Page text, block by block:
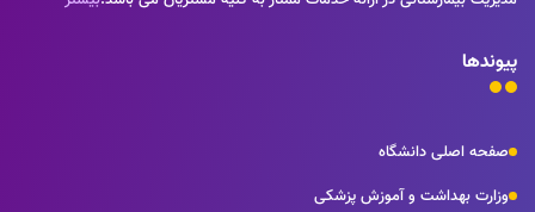
پیوندها
صفحه اصلی دانشگاه
وزارت بهداشت و آموزش پزشکی